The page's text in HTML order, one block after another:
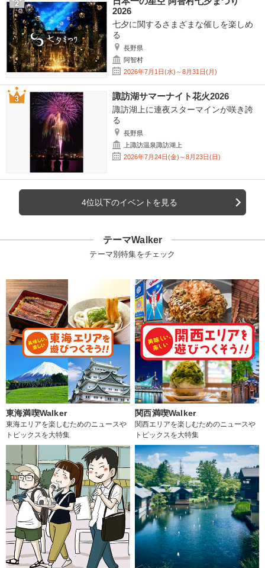
2026
七夕に関するさまざまな催しを楽しめ
る
長野県
阿智村
2026年7月1日(水)～8月31日(月)
諏訪湖サマーナイト花火2026
諏訪湖上に連夜スターマインが咲き誇
る
長野県
上諏訪温泉諏訪湖上
2026年7月24日(金)～8月23日(日)
4位以下のイベントを見る
テーマWalker
テーマ別特集をチェック
東海満喫Walker
東海エリアを楽しむためのニュースや
トピックスを大特集
関西満喫Walker
関西エリアを楽しむためのニュースや
トピックスを大特集